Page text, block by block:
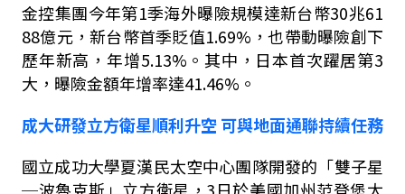
金控集團今年第1季海外曝險規模達新台幣30兆61
88億元，新台幣首季貶值1.69% ，也帶動曝險創下
歷年新高，年增5.13% 。其中，日本首次躍居第3
大，曝險金額年增率達41.46% 。
成大研發立方衛星順利升空可與地面通聯持續任務
國立成功大學夏漢民太空中心團隊開發的「雙子星